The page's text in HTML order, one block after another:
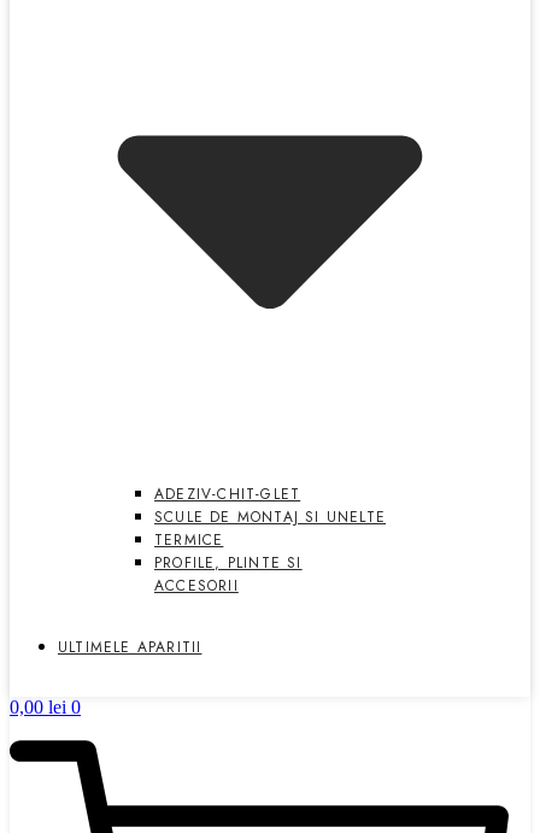
ADEZIV-CHIT-GLET
SCULE DE MONTAJ SI UNELTE
TERMICE
PROFILE, PLINTE SI
ACCESORII
ULTIMELE APARITII
0,00 lei 0